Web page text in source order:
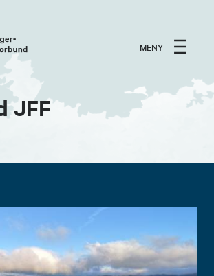
MENY
JFF